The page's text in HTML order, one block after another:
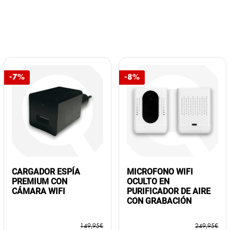
-7%
CARGADOR ESPÍA
PREMIUM CON
CÁMARA WIFI
149,95€
-8%
MICROFONO WIFI
OCULTO EN
PURIFICADOR DE AIRE
CON GRABACIÓN
249,95€